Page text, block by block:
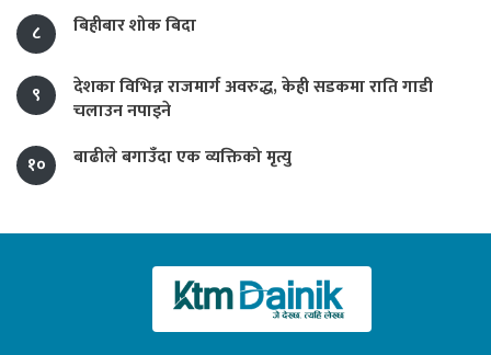
८ बिहीबार शोक बिदा
९
देशका विभिन्न राजमार्ग अवरुद्ध, केही सडकमा राति गाडी
चलाउन नपाइने
१०
बाढीले बगाउँदा एक व्यक्तिको मृत्यु